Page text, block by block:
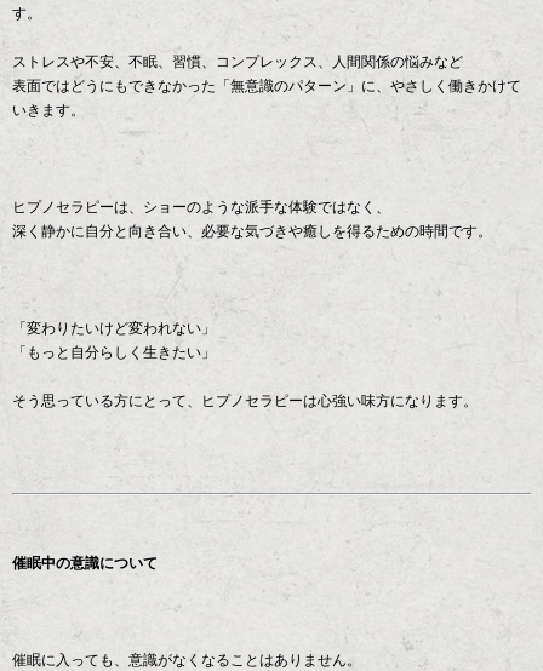
す。
ストレスや不安、不眠、習慣、コンプレックス、人間関係の悩みなど
表面ではどうにもできなかった「無意識のパターン」に、やさしく働きかけて
いきます。
ヒプノセラピーは、ショーのような派手な体験ではなく、
深く静かに自分と向き合い、必要な気づきや癒しを得るための時間です。
「変わりたいけど変われない」
「もっと自分らしく生きたい」
そう思っている方にとって、ヒプノセラピーは心強い味方になります。
催眠中の意識について
催眠に入っても、意識がなくなることはありません。